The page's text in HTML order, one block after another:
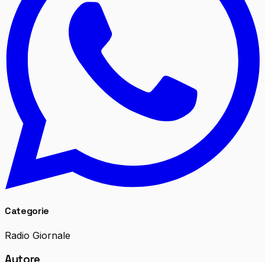
Categorie
Radio Giornale
Autore